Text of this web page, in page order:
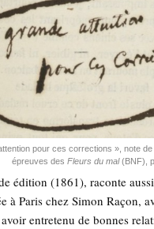
pour ces cor­rec­tions », note
épreuves des Fleurs du mal(BNF),
édi­tion (1861), raconte
à Paris chez Simon Raçon,
entre­te­nu de bonnes